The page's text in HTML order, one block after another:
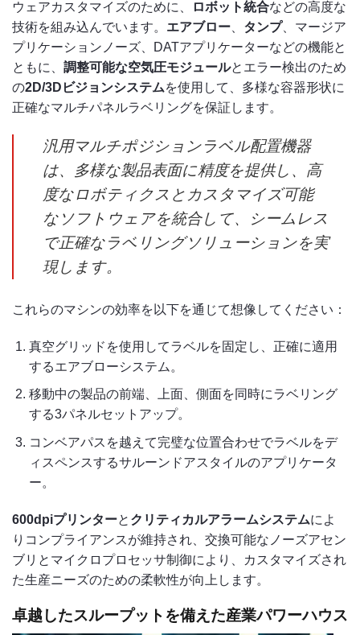
ウェアカスタマイズのために、 ロボット統合などの高度な
技術を組み込んでいます。 エアブロー タンプ、マージア
プリケーションノーズ、DATアプリケーターなどの機能と
ともに、 調整可能な空気圧モジュールとエラー検出のため
の2D/3Dビジョンシステムを使用して、多様な容器形状に
正確なマルチパネルラベリングを保証します。
汎用マルチポジションラベル配置機器
は、多様な製品表面に精度を提供し、高
度なロボティクスとカスタマイズ可能
なソフトウェアを統合して、シームレス
で正確なラベリングソリューションを実
現します。
これらのマシンの効率を以下を通じて想像してください：
真空グリッドを使用してラベルを固定し、正確に適用
するエアブローシステム。
移動中の製品の前端、上面、側面を同時にラベリング
する3パネルセットアップ。
コンベアパスを越えて完璧な位置合わせでラベルをデ
ィスペンスするサルーンドアスタイルのアプリケータ
ー。
600dpiプリンターと クリティカルアラームシステムによ
りコンプライアンスが維持され、交換可能なノーズアセン
ブリとマイクロプロセッサ制御により、カスタマイズされ
た生産ニーズのための柔軟性が向上します。
卓越したスループットを備えた産業パワーハウス